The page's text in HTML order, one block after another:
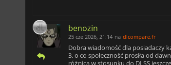
benozin
25 cze 2026, 21:14 na dlcompare.fr
Dobra wiadomość dla posiadaczy
3, o co społeczność prosiła od
różnica w stosunku do DLSS